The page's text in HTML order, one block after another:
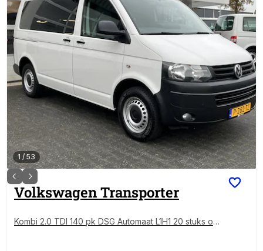
1 / 53
VolkswagenTransporter
Kombi 2.0 TDI 140 pk DSG Automaat L1H1 20 stuks op